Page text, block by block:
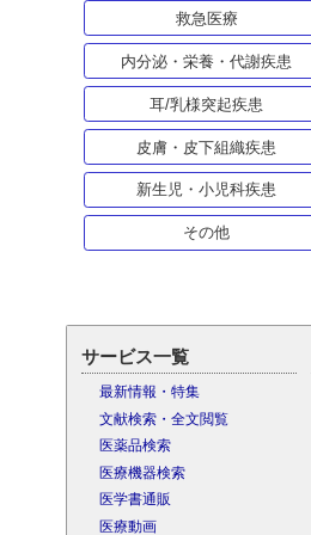
救急医療
内分泌・栄養・代謝疾患
耳/乳様突起疾患
皮膚・皮下組織疾患
新生児・小児科疾患
その他
サービス一覧
最新情報・特集
文献検索・全文閲覧
医薬品検索
医療機器検索
医学書通販
医療動画